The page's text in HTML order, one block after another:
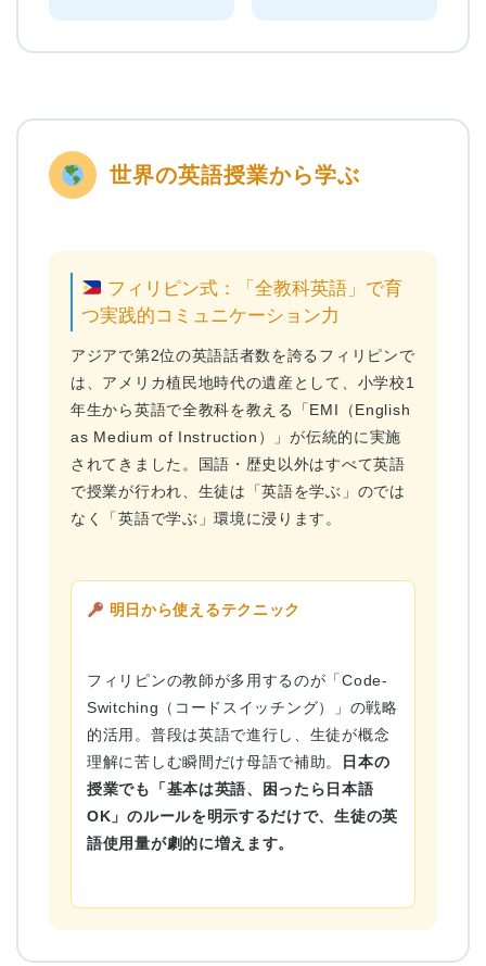
世界の英語授業から学ぶ
フィリピン式：「全教科英語」で育
つ実践的コミュニケーション力
アジアで第2位の英語話者数を誇るフィリピンで
は、アメリカ植民地時代の遺産として、小学校1
年生から英語で全教科を教える「EMI（English
as Medium of Instruction）」が伝統的に実施
されてきました。国語・歴史以外はすべて英語
で授業が行われ、生徒は「英語を学ぶ」のでは
なく「英語で学ぶ」環境に浸ります。
明日から使えるテクニック
フィリピンの教師が多用するのが「Code-
Switching（コードスイッチング）」の戦略
的活用。普段は英語で進行し、生徒が概念
理解に苦しむ瞬間だけ母語で補助。
日本の
授業でも「基本は英語、困ったら日本語
OK」のルールを明示するだけで、生徒の英
語使用量が劇的に増えます。